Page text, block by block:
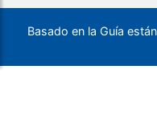
Basado en la Guía